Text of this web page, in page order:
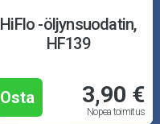
HiFlo -öljynsuodatin,
HF139
Osta 3,90 €
Nopea toimitus